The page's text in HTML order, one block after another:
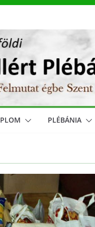
PLÉBÁNIA